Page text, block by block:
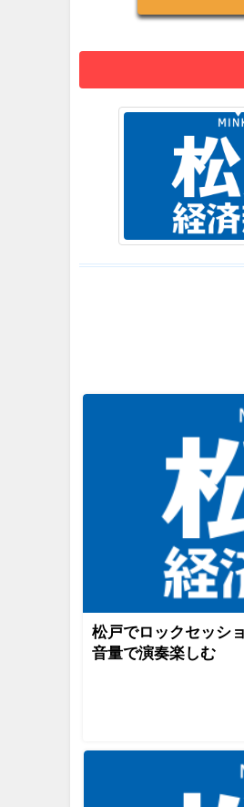
松戸でロックセッシ
音量で演奏楽しむ